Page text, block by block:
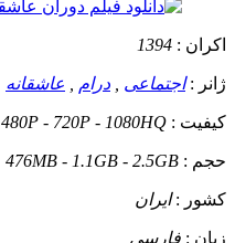
اکران : 1394
ژانر :اجتماعی درام عاشقانه
کیفیت : 480P - 720P - 1080HQ
حجم : 476MB - 1.1GB - 2.5GB
کشور :ایران
زبان : فارسی